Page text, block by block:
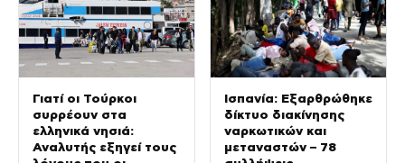
Γιατί οι Τούρκοι
συρρέουν στα
ελληνικά νησιά:
Αναλυτής εξηγεί τους
Ισπανία: Εξαρθρώθηκε
δίκτυο διακίνησης
ναρκωτικών και
μεταναστών – 78